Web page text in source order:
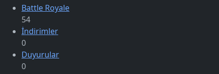
Battle Royale
54
İndirimler
0
Duyurular
0